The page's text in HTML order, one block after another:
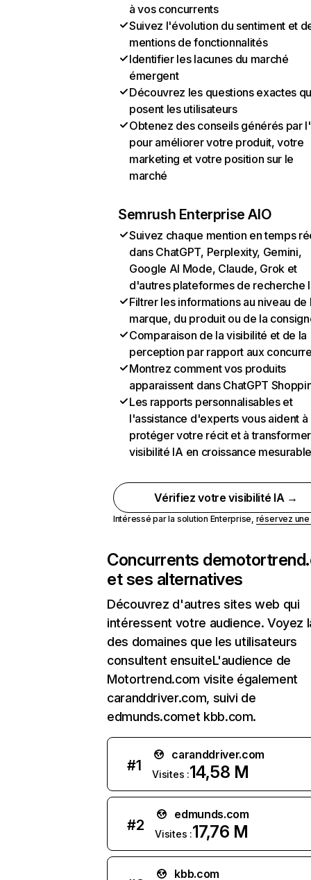
à vos concurrents
Suivez l'évolution du sentiment et
mentions de fonctionnalités
Identifier les lacunes du marché
émergent
Découvrez les questions exactes
posent les utilisateurs
Obtenez des conseils générés par
pour améliorer votre produit, votre
marketing et votre position sur le
marché
Semrush Enterprise AIO
Suivez chaque mention en temps
dans ChatGPT, Perplexity, Gemini,
Google AI Mode, Claude, Grok et
d'autres plateformes de recherche
Filtrer les informations au niveau de
marque, du produit ou de la
Comparaison de la visibilité et de la
perception par rapport aux
Montrez comment vos produits
apparaissent dans ChatGPT
Les rapports personnalisables et
l'assistance d'experts vous aident à
protéger votre récit et à
visibilité IA en croissance
Vérifiez votre visibilité IA →
Intéressé par la solution Enterprise, réservez
Concurrents de
et ses alternatives
Découvrez d'autres sites web qui
intéressent votre audience. Voyez
des domaines que les utilisateurs
consultent ensuiteL'audience de
Motortrend.com visite également
caranddriver.com, suivi de
edmunds.comet kbb.com.
#1
caranddriver.com
Visites :14,58 M
#2
edmunds.com
Visites :17,76 M
kbb.com